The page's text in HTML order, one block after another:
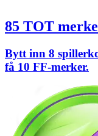
85 TOT
Bytt inn 8
få 10 FF-merker.